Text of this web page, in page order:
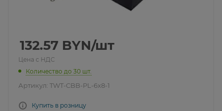
132.57 BYN/шт
Цена с НДС
Количество до 30 шт.
Артикул: TWT-CBB-PL-6x8-1
Купить в розницу